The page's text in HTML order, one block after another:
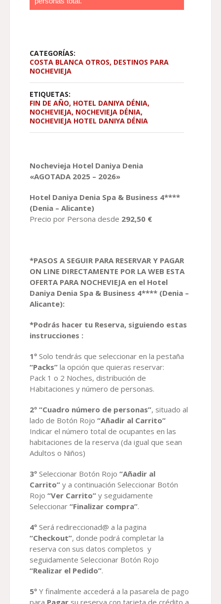
292,50 €
CATEGORÍAS:
COSTA BLANCA OTROS, DESTINOS PARA
NOCHEVIEJA
ETIQUETAS:
FIN DE AÑO, HOTEL DANIYA DÉNIA,
NOCHEVIEJA, NOCHEVIEJA DÉNIA,
NOCHEVIEJA HOTEL DANIYA DÉNIA
Nochevieja Hotel Daniya Denia
«AGOTADA 2025 – 2026»
Hotel Daniya Denia Spa & Business 4****
(Denia – Alicante)
Precio por Persona desde 292,50 €
*PASOS A SEGUIR PARA RESERVAR Y PAGAR
ON LINE DIRECTAMENTE POR LA WEB ESTA
OFERTA PARA NOCHEVIEJA en el Hotel
Daniya Denia Spa & Business 4**** (Denia –
Alicante):
*Podrás hacer tu Reserva, siguiendo estas
instrucciones :
1º Solo tendrás que seleccionar en la pestaña
“Packs” la opción que quieras reservar:
Pack 1 o 2 Noches, distribución de
Habitaciones y número de personas.
2º “Cuadro número de personas”, situado al
lado de Botón Rojo “Añadir al Carrito”
Indicar el número total de ocupantes en las
habitaciones de la reserva (da igual que sean
Adultos o Niños)
3º Seleccionar Botón Rojo “Añadir al
Carrito” y a continuación Seleccionar Botón
Rojo “Ver Carrito” y seguidamente
Seleccionar “Finalizar compra”.
4º Será redireccionad@ a la pagina
“Checkout”, donde podrá completar la
reserva con sus datos completos y
seguidamente Seleccionar Botón Rojo
“Realizar el Pedido”.
5º Y finalmente accederá a la pasarela de pago